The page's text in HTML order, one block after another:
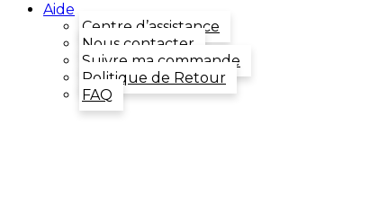
Aide
Centre d’assistance
Nous contacter
Suivre ma commande
Politique de Retour
FAQ